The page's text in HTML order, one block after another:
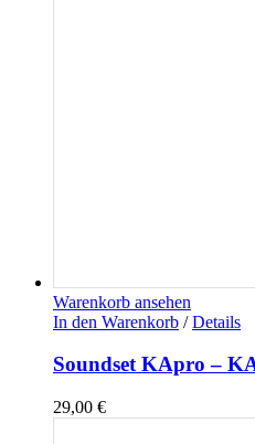
Warenkorb ansehen
In den Warenkorb / Details
Soundset KApro –
29,00 €